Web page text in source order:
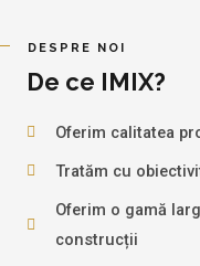
DESPRE NOI
De ce IMIX?
Oferim calitatea
Tratăm cu
Oferim o gamă
construcții